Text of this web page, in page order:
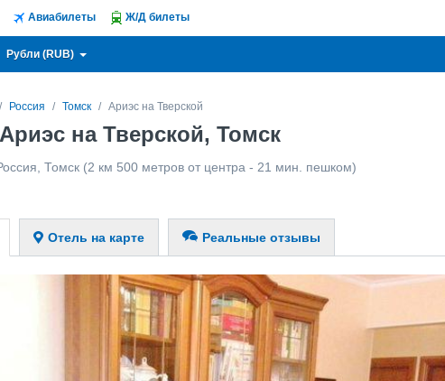
Авиабилеты Ж/Д билеты
Рубли (RUB)
Россия Томск Ариэс на Тверской
на Тверской, Томск
Томск (2 км 500 метров от центра - 21 мин. пешком)
Отель на карте Реальные отзывы